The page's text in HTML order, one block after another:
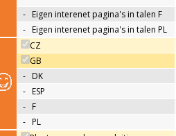
- Eigen interenet pagina's in talen F
- Eigen interenet pagina's in talen PL
CZ
GB
- DK
- ESP
- F
- PL